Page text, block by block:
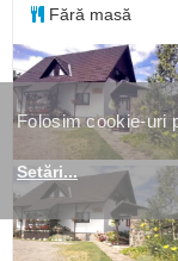
Fără masă
Folosim cookie-uri
Setări...